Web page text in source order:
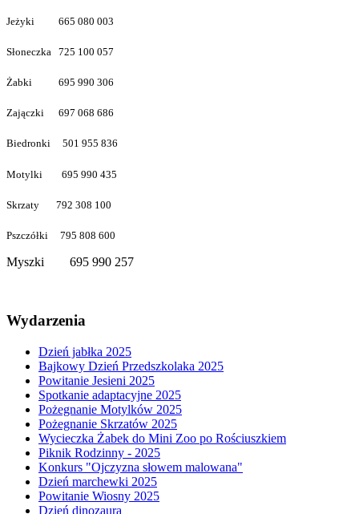
Jeżyki 665 080 003
Słoneczka 725 100 057
Żabki 695 990 306
Zajączki 697 068 686
Biedronki 501 955 836
Motylki 695 990 435
Skrzaty 792 308 100
Pszczółki 795 808 600
Myszki 695 990 257
Wydarzenia
Dzień jabłka 2025
Bajkowy Dzień Przedszkolaka 2025
Powitanie Jesieni 2025
Spotkanie adaptacyjne 2025
Pożegnanie Motylków 2025
Pożegnanie Skrzatów 2025
Wycieczka Żabek do Mini Zoo po Rościuszkiem
Piknik Rodzinny - 2025
Konkurs "Ojczyzna słowem malowana"
Dzień marchewki 2025
Powitanie Wiosny 2025
Dzień dinozaura